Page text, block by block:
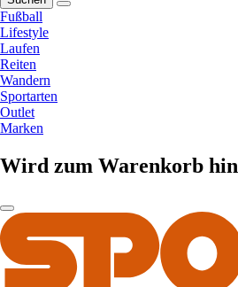
Fußball
Lifestyle
Laufen
Reiten
Wandern
Sportarten
Outlet
Marken
Wird zum Warenkorb